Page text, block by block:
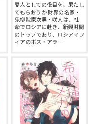
愛人としての役目を、果たし
てもらおうか 財界の名家・
鬼柳院家次男・咲人は、社
命でロシアに赴き、新興財閥
のトップであり、ロシアマフ
ィアのボス・アラ…